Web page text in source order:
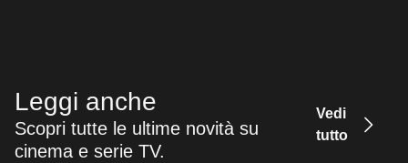
Leggi anche
Scopri tutte le ultime novità su
cinema e serie TV.
Vedi
tutto